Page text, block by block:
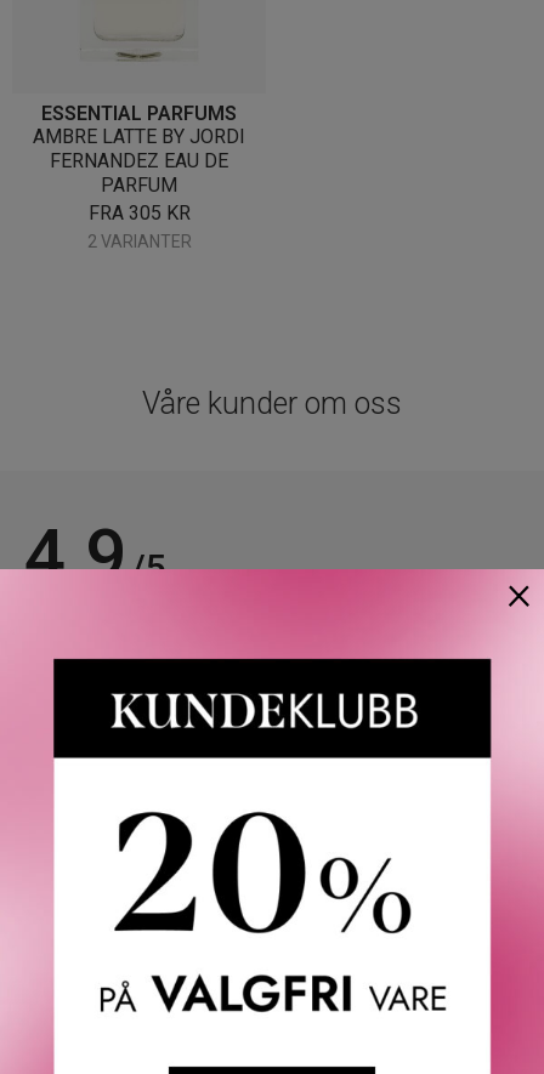
ESSENTIAL PARFUMS
AMBRE LATTE BY JORDI
FERNANDEZ EAU DE
PARFUM
FRA 305 KR
2 VARIANTER
Våre kunder om oss
4.9/5
Verifisert kunde
×